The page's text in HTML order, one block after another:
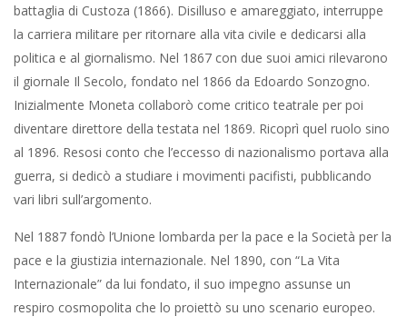
battaglia di Custoza (1866). Disilluso e amareggiato, interruppe
la carriera militare per ritornare alla vita civile e dedicarsi alla
politica e al giornalismo. Nel 1867 con due suoi amici rilevarono
il giornale Il Secolo, fondato nel 1866 da Edoardo Sonzogno.
Inizialmente Moneta collaborò come critico teatrale per poi
diventare direttore della testata nel 1869. Ricoprì quel ruolo sino
al 1896. Resosi conto che l’eccesso di nazionalismo portava alla
guerra, si dedicò a studiare i movimenti pacifisti, pubblicando
vari libri sull’argomento.
Nel 1887 fondò l’Unione lombarda per la pace e la Società per la
pace e la giustizia internazionale. Nel 1890, con “La Vita
Internazionale” da lui fondato, il suo impegno assunse un
respiro cosmopolita che lo proiettò su uno scenario europeo.